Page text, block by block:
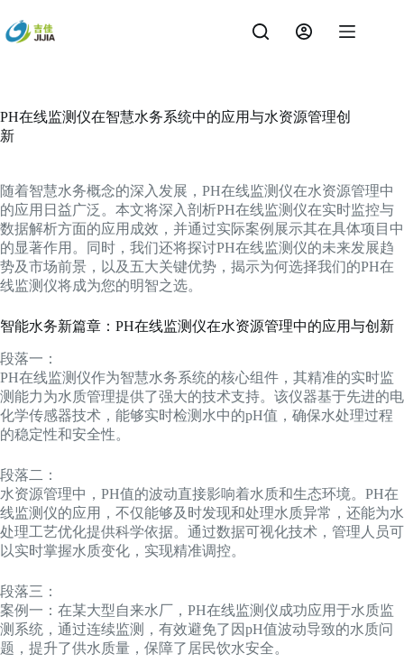
过
内
PH在线监测仪在智慧水务系统中的应用与水资源管理创
新
随着智慧水务概念的深入发展，PH在线监测仪在水资源管理中
的应用日益广泛。本文将深入剖析PH在线监测仪在实时监控与
数据解析方面的应用成效，并通过实际案例展示其在具体项目中
的显著作用。同时，我们还将探讨PH在线监测仪的未来发展趋
势及市场前景，以及五大关键优势，揭示为何选择我们的PH在
线监测仪将成为您的明智之选。
智能水务新篇章：PH在线监测仪在水资源管理中的应用与创新
段落一：
PH在线监测仪作为智慧水务系统的核心组件，其精准的实时监
测能力为水质管理提供了强大的技术支持。该仪器基于先进的电
化学传感器技术，能够实时检测水中的pH值，确保水处理过程
的稳定性和安全性。
段落二：
水资源管理中，PH值的波动直接影响着水质和生态环境。PH在
线监测仪的应用，不仅能够及时发现和处理水质异常，还能为水
处理工艺优化提供科学依据。通过数据可视化技术，管理人员可
以实时掌握水质变化，实现精准调控。
段落三：
案例一：在某大型自来水厂，PH在线监测仪成功应用于水质监
测系统，通过连续监测，有效避免了因pH值波动导致的水质问
题，提升了供水质量，保障了居民饮水安全。